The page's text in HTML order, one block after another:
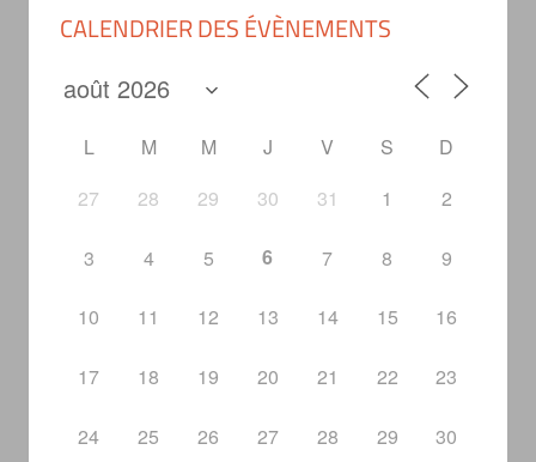
CALENDRIER DES ÉVÈNEMENTS
L M M J V S
D
27
28 29 30 31 1 2
3 4 5 6 7 8 9
10 11 12 13 14 15 16
17 18 19 20 21 22 23
24 25 26 27 28 29 30